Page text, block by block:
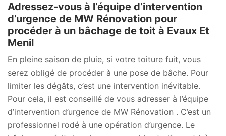
Adressez-vous à l’équipe d’intervention
d’urgence de MW Rénovation pour
procéder à un bâchage de toit à Evaux Et
Menil
En pleine saison de pluie, si votre toiture fuit, vous
serez obligé de procéder à une pose de bâche. Pour
limiter les dégâts, c’est une intervention inévitable.
Pour cela, il est conseillé de vous adresser à l’équipe
d’intervention d’urgence de MW Rénovation . C’est un
professionnel rodé à une opération d’urgence. Le